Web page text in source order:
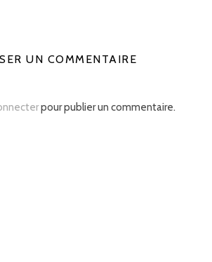
UN COMMENTAIRE
pour publier un commentaire.